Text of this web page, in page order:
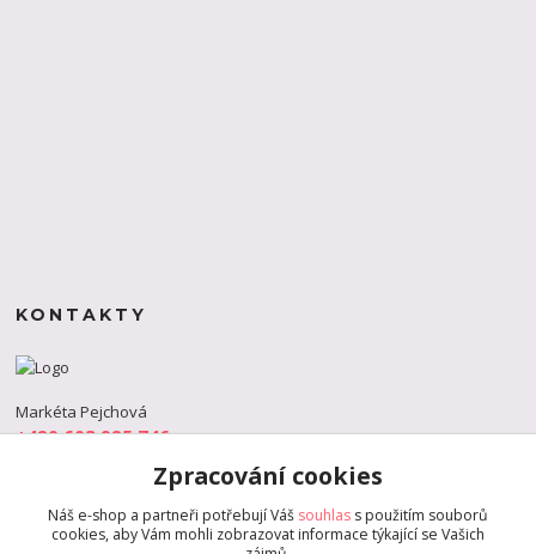
KONTAKTY
Markéta Pejchová
+420 603 925 746
info@s-dance.cz
Zpracování cookies
Náš e-shop a partneři potřebují Váš souhlas s použitím souborů
cookies, aby Vám mohli zobrazovat informace týkající se Vašich